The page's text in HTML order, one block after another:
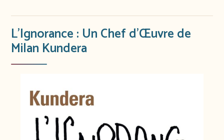
L’Ignorance : Un Chef d’Œuvre de
Milan Kundera